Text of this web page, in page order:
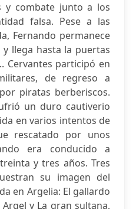
y combate junto a los
falsa. Pese a las
Fernando permanece
llega hasta la puertas
Cervantes participó en
de regreso a
piratas berberiscos.
un duro cautiverio
en varios intentos de
rescatado por unos
era conducido a
y tres años. Tres
su imagen del
en Argelia: El gallardo
y La gran sultana,